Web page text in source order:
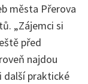
města Přerova
„Zájemci si
před
najdou
další praktické